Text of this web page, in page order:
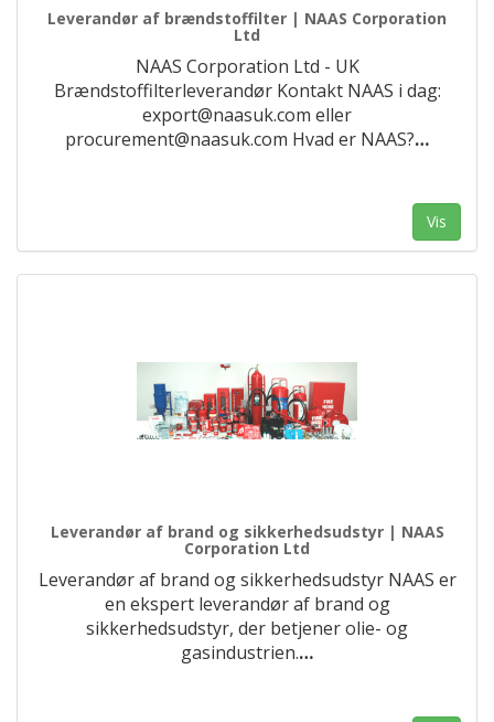
Leverandør af brændstoffilter | NAAS Corporation
Ltd
NAAS Corporation Ltd - UK
Brændstoffilterleverandør Kontakt NAAS i dag:
export@naasuk.com eller
procurement@naasuk.com Hvad er NAAS?…
Vis
Leverandør af brand og sikkerhedsudstyr | NAAS
Corporation Ltd
Leverandør af brand og sikkerhedsudstyr NAAS er
en ekspert leverandør af brand og
sikkerhedsudstyr, der betjener olie- og
gasindustrien.…